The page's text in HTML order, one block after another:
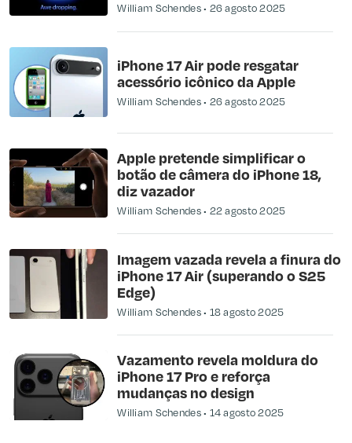
William Schendes 26 agosto 2025
iPhone 17 Air pode resgatar
acessório icônico da Apple
William Schendes 26 agosto 2025
Apple pretende simplificar o
botão de câmera do iPhone 18,
diz vazador
William Schendes 22 agosto 2025
Imagem vazada revela a finura do
iPhone 17 Air (superando o S25
Edge)
William Schendes 18 agosto 2025
Vazamento revela moldura do
iPhone 17 Pro e reforça
mudanças no design
William Schendes 14 agosto 2025